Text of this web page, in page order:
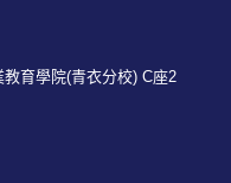
育學院(青衣分校) C座2